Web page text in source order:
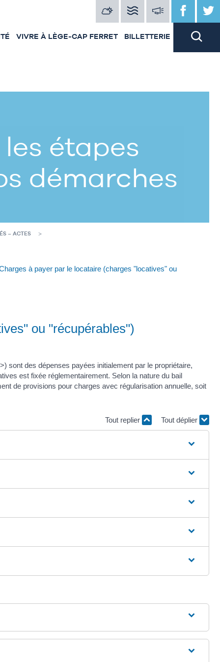
VIVRE À LÈGE-CAP FERRET BILLETTERIE
étapes
démarches
– ACTES
à payer par le locataire (charges "locatives" ou
ou "récupérables")
sont des dépenses payées initialement par le propriétaire,
est fixée réglementairement. Selon la nature du bail
de provisions pour charges avec régularisation annuelle, soit
Tout replier Tout déplier